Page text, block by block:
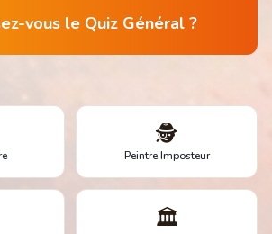
vous le Quiz Général ?
🕵️
Peintre Imposteur
🏛️